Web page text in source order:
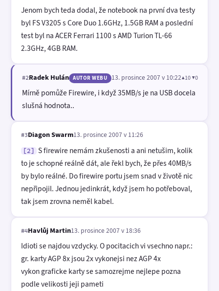
Jenom bych teda dodal, že notebook na první dva testy
byl FS V3205 s Core Duo 1.6GHz, 1.5GB RAM a poslední
test byl na ACER Ferrari 1100 s AMD Turion TL-66
2.3GHz, 4GB RAM.
#2Radek Hulán AUTOR WEBU 13. prosince 2007 v 10:22▲10 ▼0
Mírně pomůže Firewire, i když 35MB/s je na USB docela
slušná hodnota..
#3Diagon Swarm13. prosince 2007 v 11:26
[2]
S firewire nemám zkušenosti a ani netušim, kolik
to je schopné reálně dát, ale řekl bych, že přes 40MB/s
by bylo reálné. Do firewire portu jsem snad v životě nic
nepřipojil. Jednou jedinkrát, když jsem ho potřeboval,
tak jsem zrovna neměl kabel.
#4Havlůj Martin13. prosince 2007 v 18:36
Idioti se najdou vzdycky. O pocitacich vi vsechno napr.:
gr. karty AGP 8x jsou 2x vykonejsi nez AGP 4x
vykon graficke karty se samozrejme nejlepe pozna
podle velikosti jeji pameti